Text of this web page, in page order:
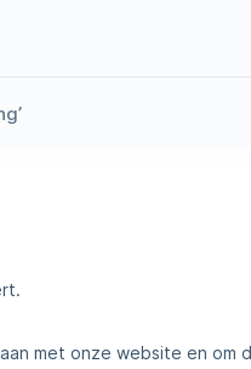
met onze website en